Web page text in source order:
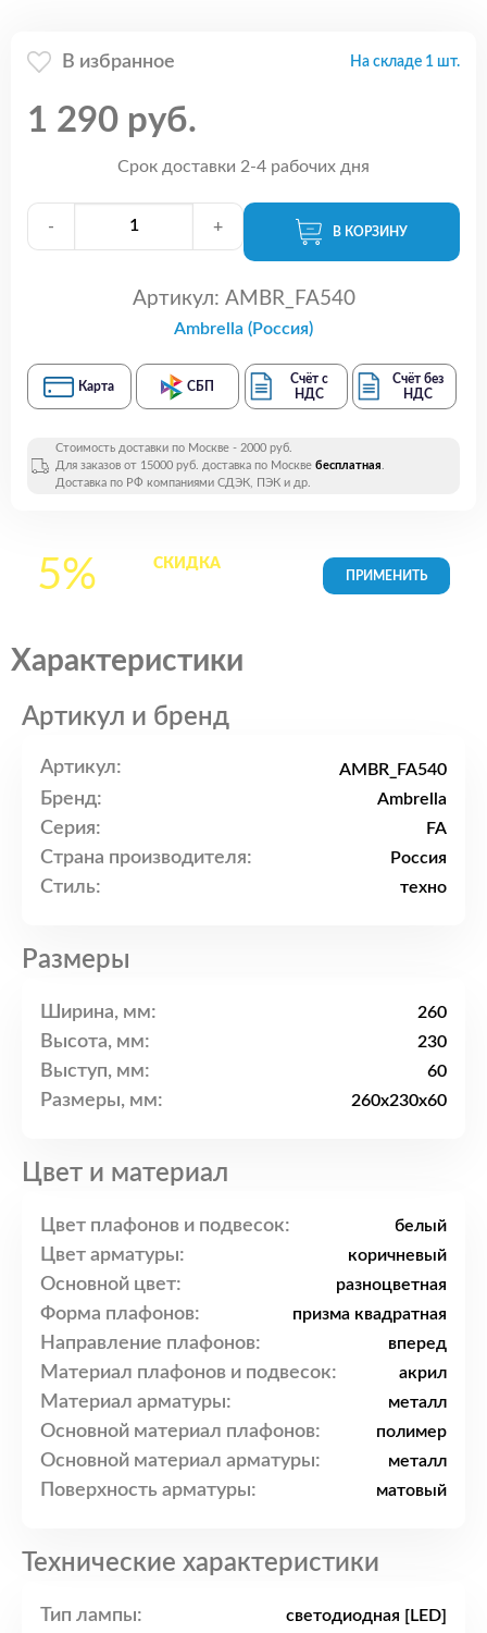
В избранное На складе 1 шт.
1 290 руб.
Срок доставки 2-4 рабочих дня
- + В КОРЗИНУ
Артикул: AMBR_FA540
Ambrella (Россия)
Карта СБП
Счёт с
НДС
Счёт без
НДС
Стоимость доставки по Москве - 2000 руб.
Для заказов от 15000 руб. доставка по Москве бесплатная.
Доставка по РФ компаниями СДЭК, ПЭК и др.
5% СКИДКАна все
Характеристики
Артикул и бренд
Артикул: AMBR_FA540
Бренд: Ambrella
Серия: FA
Страна производителя: Россия
Стиль: техно
Размеры
Ширина, мм: 260
Высота, мм: 230
Выступ, мм: 60
Размеры, мм: 260x230x60
Цвет и материал
Цвет плафонов и подвесок: белый
Цвет арматуры: коричневый
Основной цвет: разноцветная
Форма плафонов: призма квадратная
Направление плафонов: вперед
Материал плафонов и подвесок: акрил
Материал арматуры: металл
Основной материал плафонов: полимер
Основной материал арматуры: металл
Поверхность арматуры: матовый
Технические характеристики
Тип лампы: светодиодная [LED]